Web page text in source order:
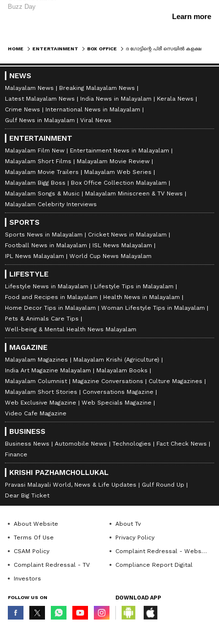
HOME ENTERTAINMENT BOX OFFICE
NEWS
Malayalam News
Breaking Malayalam News
Latest Malayalam News
India News in Malayalam
Kerala News
Crime News
International News in Malayalam
Gulf News in Malayalam
Viral News
ENTERTAINMENT
Malayalam Film New
Entertainment News in Malayalam
Malayalam Short Films
Malayalam Movie Review
Malayalam Movie Trailers
Malayalam Web Series
Malayalam Bigg Boss
Box Office Collection Malayalam
Malayalam Songs & Music
Malayalam Miniscreen & TV News
Malayalam Celebrity Interviews
SPORTS
Sports News in Malayalam
Cricket News in Malayalam
Football News in Malayalam
ISL News Malayalam
IPL News Malayalam
World Cup News Malayalam
LIFESTYLE
Lifestyle News in Malayalam
Lifestyle Tips in Malayalam
Food and Recipes in Malayalam
Health News in Malayalam
Home Decor Tips in Malayalam
Woman Lifestyle Tips in Malayalam
Pets & Animals Care Tips
Well-being & Mental Health News Malayalam
MAGAZINE
Malayalam Magazines
Malayalam Krishi (Agriculture)
India Art Magazine Malayalam
Malayalam Books
Malayalam Columnist
Magazine Conversations
Culture Magazines
Malayalam Short Stories
Conversations Magazine
Web Exclusive Magazine
Web Specials Magazine
Video Cafe Magazine
BUSINESS
Business News Automobile News Technologies
Fact Check News
Finance
KRISHI PAZHAMCHOLLUKAL
Pravasi Malayali World, News & Life Updates
Gulf Round Up
Dear Big Ticket
About Website
About Tv
Terms Of Use
Privacy Policy
CSAM Policy
Complaint Redressal - Website
Complaint Redressal - TV
Compliance Report Digital
Investors
FOLLOW US ON DOWNLOAD APP